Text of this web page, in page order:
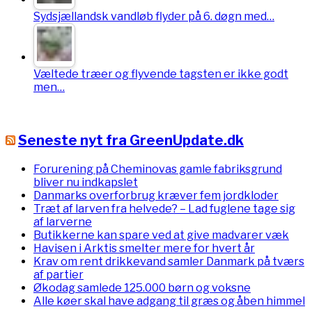
Sydsjællandsk vandløb flyder på 6. døgn med…
Væltede træer og flyvende tagsten er ikke godt
men…
Seneste nyt fra GreenUpdate.dk
Forurening på Cheminovas gamle fabriksgrund
bliver nu indkapslet
Danmarks overforbrug kræver fem jordkloder
Træt af larven fra helvede? – Lad fuglene tage sig
af larverne
Butikkerne kan spare ved at give madvarer væk
Havisen i Arktis smelter mere for hvert år
Krav om rent drikkevand samler Danmark på tværs
af partier
Økodag samlede 125.000 børn og voksne
Alle køer skal have adgang til græs og åben himmel